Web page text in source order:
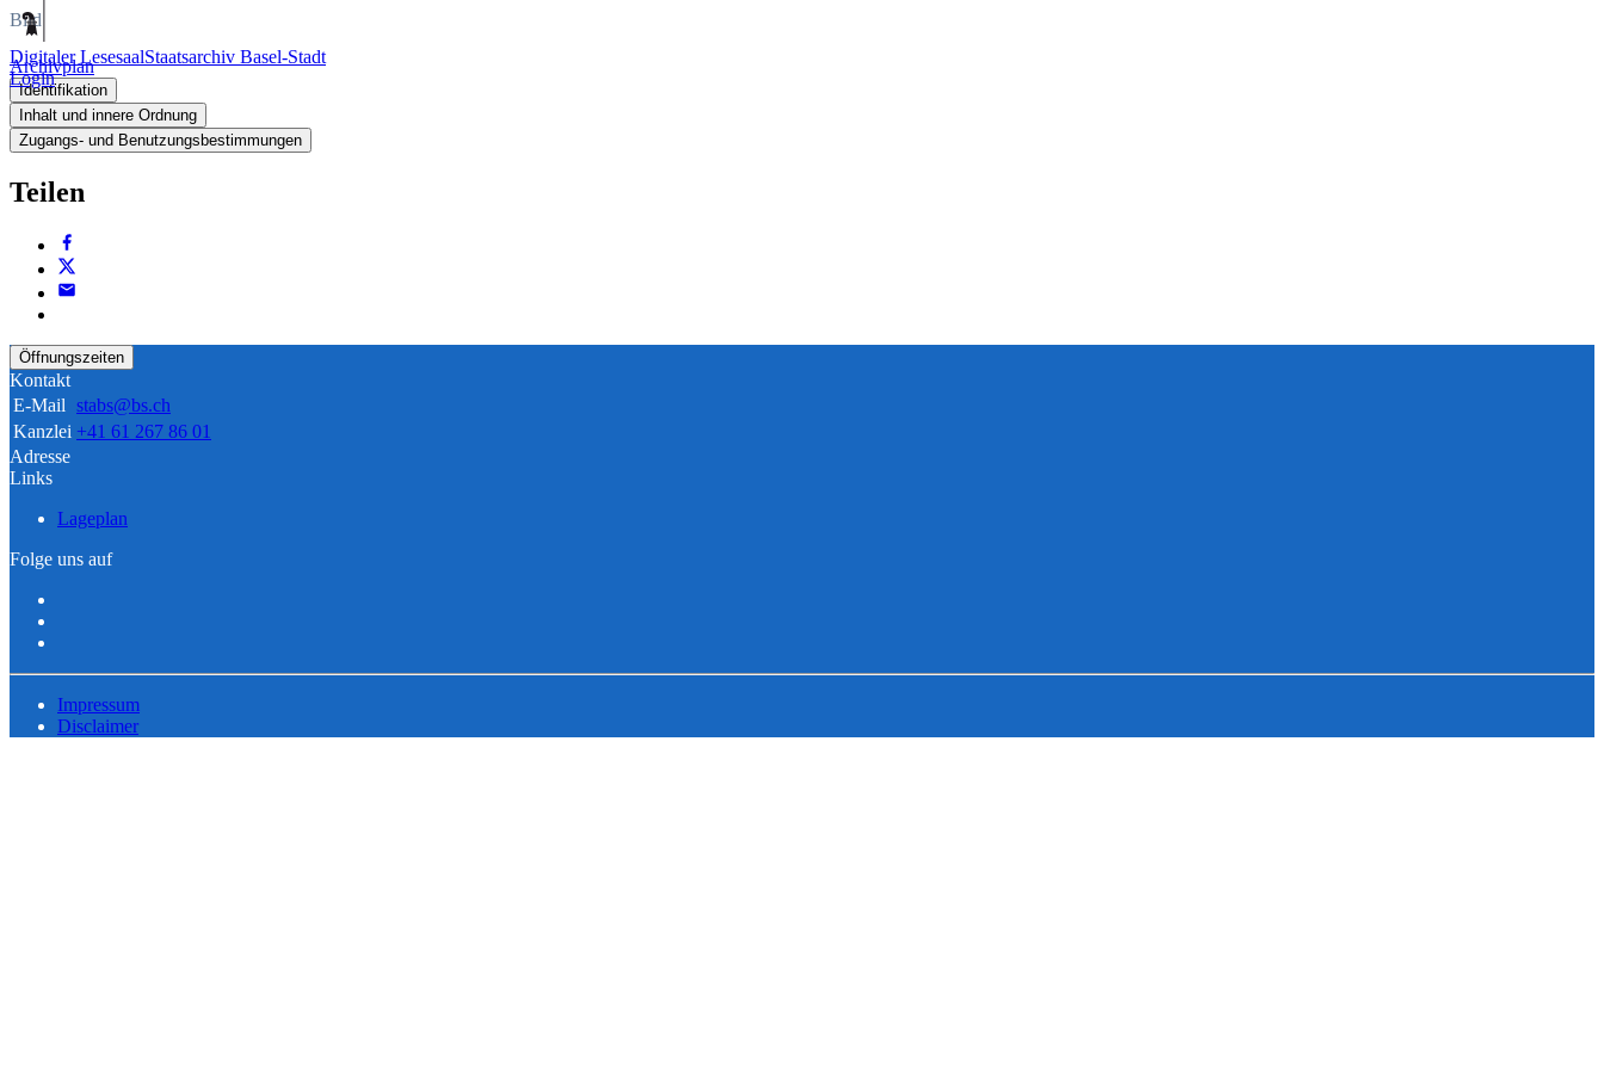
Digitaler LesesaalStaatsarchiv Basel-Stadt
Login
Bild
Archivplan
Identifikation
Inhalt und innere Ordnung
Zugangs- und Benutzungsbestimmungen
Teilen
Öffnungszeiten
Kontakt
E-Mail stabs@bs.ch
Kanzlei +41 61 267 86 01
Adresse
Links
Lageplan
Folge uns auf
Impressum
Disclaimer